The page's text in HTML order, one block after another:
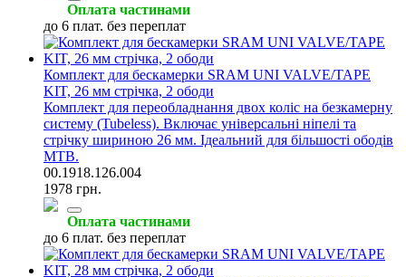
Оплата частинами
до 6 плат. без переплат
Комплект для бескамерки SRAM UNI VALVE/TAPE
KIT, 26 мм стрічка, 2 ободи
Комплект для переобладнання двох коліс на безкамерну
систему (Tubeless). Включає універсальні ніпелі та
стрічку шириною 26 мм. Ідеальний для більшості ободів
MTB.
00.1918.126.004
1978 грн.
Оплата частинами
до 6 плат. без переплат